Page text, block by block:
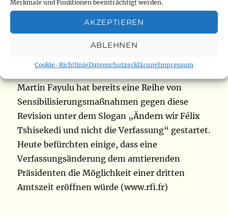
Merkmale und Funktionen beeinträchtigt werden.
AKZEPTIEREN
ABLEHNEN
Cookie-RichtlinieDatenschutzerklärungImpressum
Vereinigung der Opfer angeschlossen haben,
nicht zusammengeschlossen, um der
Regierungspartei in Kinshasa etwas
Martin Fayulu hat bereits eine Reihe von
Sensibilisierungsmaßnahmen gegen diese
Revision unter dem Slogan „Ändern wir Félix
Tshisekedi und nicht die Verfassung“ gestartet.
Heute befürchten einige, dass eine
Verfassungsänderung dem amtierenden
Präsidenten die Möglichkeit einer dritten
Amtszeit eröffnen würde (www.rfi.fr)